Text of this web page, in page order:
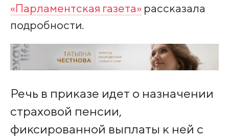
«Парламентская газета»рассказала
подробности.
Речь в приказе идет о назначении
страховой пенсии,
фиксированной выплаты к ней с